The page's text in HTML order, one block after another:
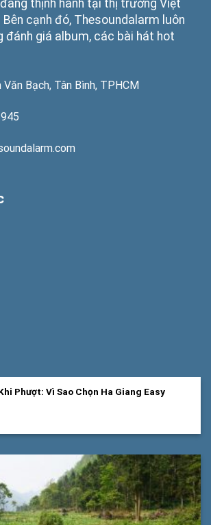
thịnh hành tại thị trường Việt
cạnh đó, Thesoundalarm luôn
đánh giá album, các bài hát hot
Bạch, Tân Bình, TPHCM
Phượt: Vì Sao Chọn Ha Giang Easy